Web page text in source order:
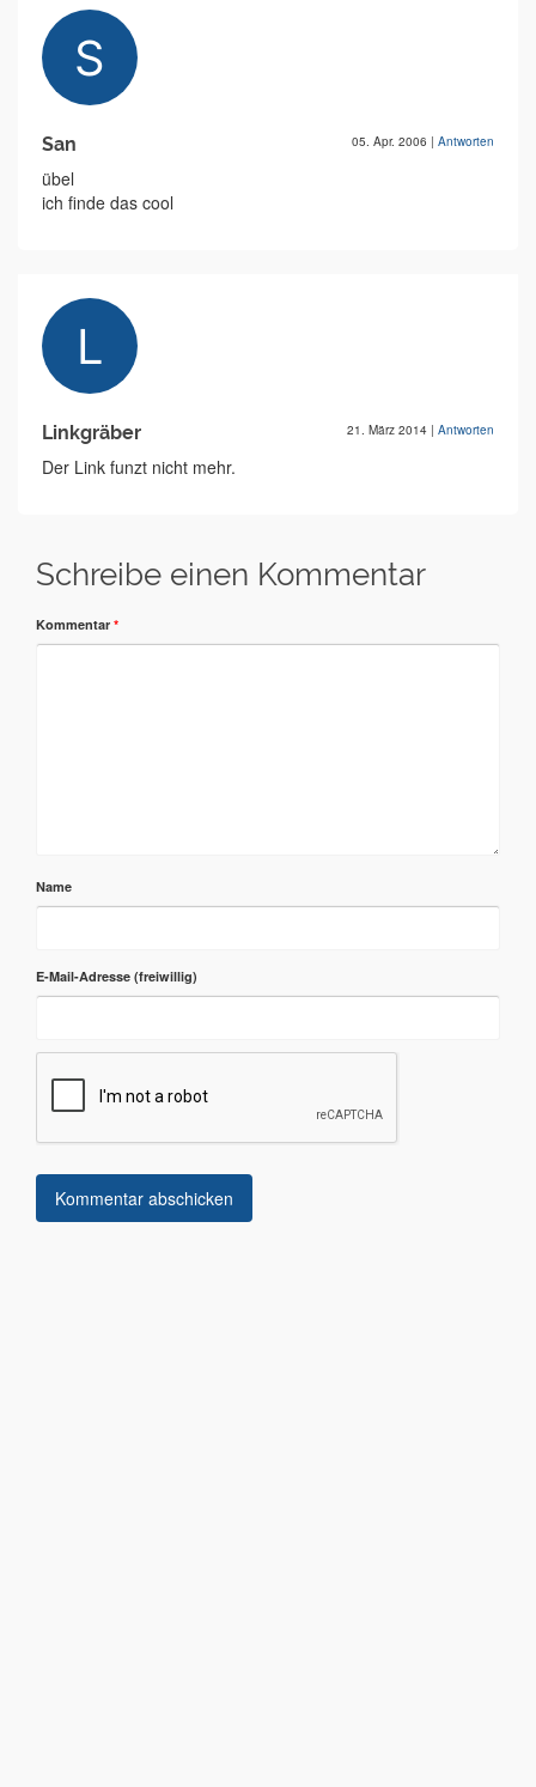
San 05. Apr. 2006 | Antworten
übel
ich finde das cool
Linkgräber 21. März 2014 | Antworten
Der Link funzt nicht mehr.
Schreibe einen Kommentar
Kommentar *
Name
E-Mail-Adresse